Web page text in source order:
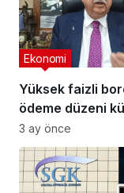
Yüksek faizli
ödeme düzeni
esnafın
Ekonomi
3 ay önce